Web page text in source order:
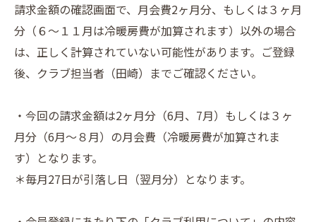
請求金額の確認画面で、月会費2ヶ月分、もしくは３ヶ月
分（６～１１月は冷暖房費が加算されます）以外の場合
は、正しく計算されていない可能性があります。ご登録
後、クラブ担当者（田崎）までご確認ください。
・今回の請求金額は2ヶ月分（6月、7月）もしくは３ヶ
月分（6月～８月）の月会費（冷暖房費が加算されま
す）となります。
＊毎月27日が引落し日（翌月分）となります。